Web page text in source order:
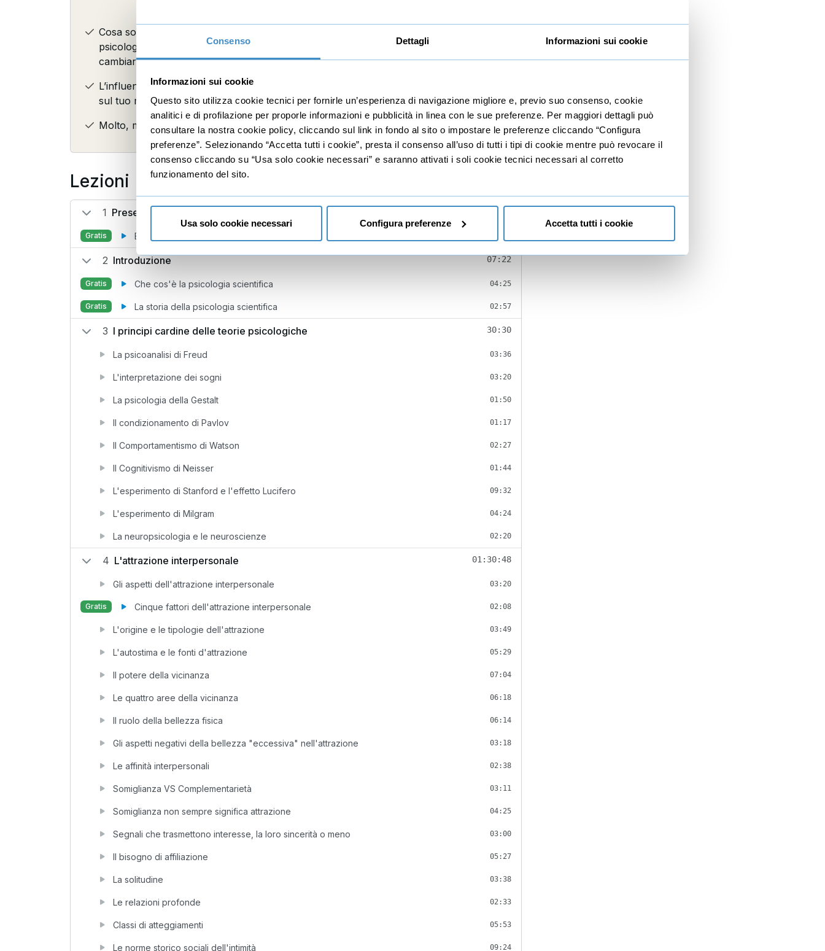
Consenso Dettagli Informazioni sui cookie
Informazioni sui cookie
Questo sito utilizza cookie tecnici per fornirle un’esperienza di navigazione migliore e, previo suo consenso, cookie
analitici e di profilazione per proporle informazioni e pubblicità in linea con le sue preferenze. Per maggiori dettagli può
consultare la nostra cookie policy, cliccando sul link in fondo al sito o impostare le preferenze cliccando “Configura
preferenze”. Selezionando “Accetta tutti i cookie”, presta il consenso all’uso di tutti i tipi di cookie mentre può revocare il
consenso cliccando su “Usa solo cookie necessari” e saranno attivati i soli cookie tecnici necessari al corretto
funzionamento del sito.
Usa solo cookie necessari Configura preferenze Accetta tutti i cookie
Cosa sono le abitudini a livello
psicologico, e alcuni suggerimenti per
cambiarle
funzionano e come controllarle
L’influenza dei genitori sulla tua vita e
sul tuo modo di percepire il mondo
raggiungerla
Molto, molto altro...
Lezioni
1 Presentazione 03:56
Gratis Benvenuto
2 Introduzione 07:22
Gratis Che cos'è la psicologia scientifica 04:25
Gratis La storia della psicologia scientifica 02:57
3 I principi cardine delle teorie psicologiche 30:30
La psicoanalisi di Freud 03:36
L'interpretazione dei sogni 03:20
La psicologia della Gestalt 01:50
Il condizionamento di Pavlov 01:17
Il Comportamentismo di Watson 02:27
Il Cognitivismo di Neisser 01:44
L'esperimento di Stanford e l'effetto Lucifero 09:32
L'esperimento di Milgram 04:24
La neuropsicologia e le neuroscienze 02:20
4 L'attrazione interpersonale 01:30:48
Gli aspetti dell'attrazione interpersonale 03:20
Gratis Cinque fattori dell'attrazione interpersonale 02:08
L'origine e le tipologie dell'attrazione 03:49
L'autostima e le fonti d'attrazione 05:29
Il potere della vicinanza 07:04
Le quattro aree della vicinanza 06:18
Il ruolo della bellezza fisica 06:14
Gli aspetti negativi della bellezza "eccessiva" nell'attrazione 03:18
Le affinità interpersonali 02:38
Somiglianza VS Complementarietà 03:11
Somiglianza non sempre significa attrazione 04:25
Segnali che trasmettono interesse, la loro sincerità o meno 03:00
Il bisogno di affiliazione 05:27
La solitudine 03:38
Le relazioni profonde 02:33
Classi di atteggiamenti 05:53
Le norme storico sociali dell'intimità 09:24